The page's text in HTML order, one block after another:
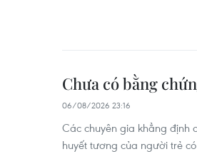
Chưa có bằng
06/08/2026 23:16
Các chuyên gia khẳng định
huyết tương của người trẻ